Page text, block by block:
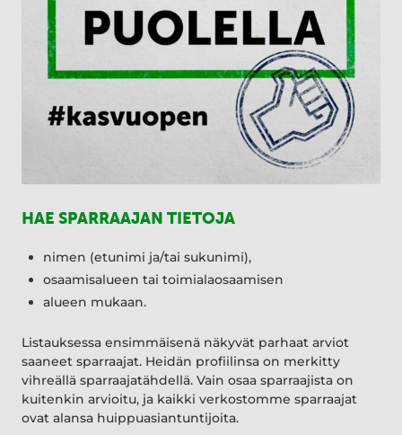
HAE SPARRAAJAN TIETOJA
nimen (etunimi ja/tai sukunimi),
osaamisalueen tai toimialaosaamisen
alueen mukaan.
Listauksessa ensimmäisenä näkyvät parhaat arviot
saaneet sparraajat. Heidän profiilinsa on merkitty
vihreällä sparraajatähdellä. Vain osaa sparraajista on
kuitenkin arvioitu, ja kaikki verkostomme sparraajat
ovat alansa huippuasiantuntijoita.